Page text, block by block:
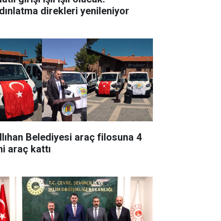
direkleri yenileniyor
Belediyesi araç filosuna 4
araç kattı